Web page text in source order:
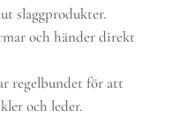
slaggprodukter.
och händer direkt
regelbundet för att
och leder.